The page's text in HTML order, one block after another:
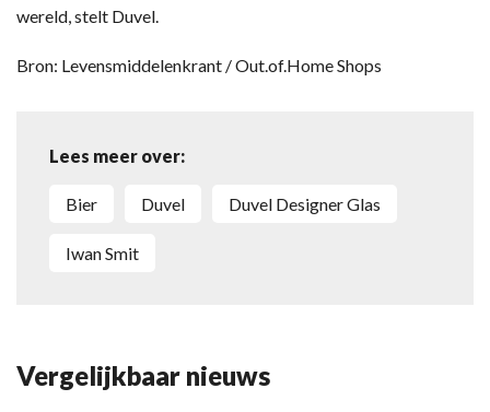
wereld, stelt Duvel.
Bron: Levensmiddelenkrant / Out.of.Home Shops
Lees meer over:
bier Duvel Duvel Designer Glas
Iwan Smit
Vergelijkbaar nieuws